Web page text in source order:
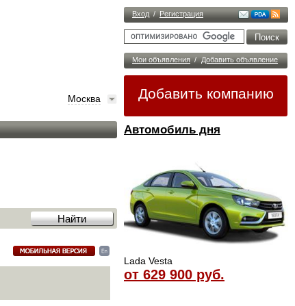
Вход / Регистрация
Мои объявления / Добавить объявление
Добавить компанию
Автомобиль дня
Lada Vesta
от 629 900 руб.
Москва